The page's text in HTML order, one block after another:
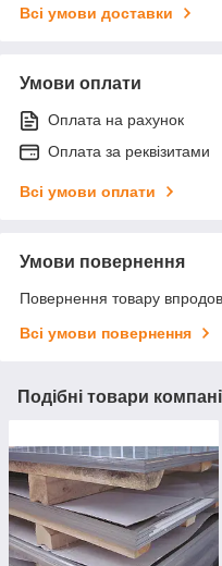
Всі умови доставки
Умови оплати
Оплата на рахунок
Оплата за реквізитами
Всі умови оплати
Умови повернення
Повернення товару
Всі умови повернення
Подібні товари